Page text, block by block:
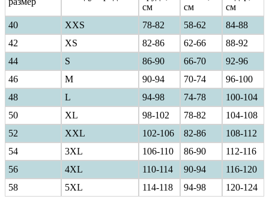
см
см
см
40
ХXS 78-82 58-62
84-88
42
XS 82-86 62-66
88-92
44
S 86-90 66-70
92-96
46
M 90-94 70-74
96-100
48
L 94-98 74-78
100-104
50
XL 98-102 78-82
104-108
52
XXL 102-106 82-86
108-112
54
3XL 106-110 86-90
112-116
56
4XL 110-114 90-94
116-120
58
5XL 114-118 94-98 120-124